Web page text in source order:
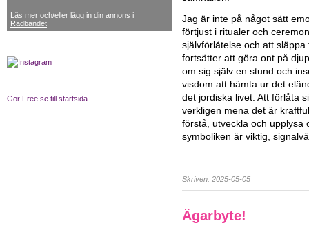
Läs mer och/eller lägg in din annons i
Radbandet
Gör Free.se till startsida
Jag är inte på något sätt
förtjust i ritualer och
självförlåtelse och att
fortsätter att göra ont på
om sig själv en stund och
visdom att hämta ur det
det jordiska livet. Att förlåta
verkligen mena det är
förstå, utveckla och upplysa
symboliken är viktig,
Skriven: 2025-05-05
Ägarbyte!